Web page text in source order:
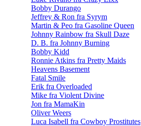
Bobby Durango
Jeffrey & Ron fra Syrym
Martin & Peo fra Gasoline Queen
Johnny Rainbow fra Skull Daze
D. B. fra Johnny Burning
Bobby Kidd
Ronnie Atkins fra Pretty Maids
Heavens Basement
Fatal Smile
Erik fra Overloaded
Mike fra Violent Divine
Jon fra MamaKin
Oliver Weers
Luca Isabell fra Cowboy Prostitutes